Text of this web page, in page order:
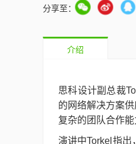
分享至：
介绍
思科设计副总裁
的网络解决方案
复杂的团队合作能
演讲中Torkel指出